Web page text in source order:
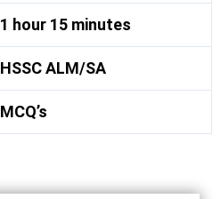
1 hour 15 minutes
HSSC ALM/SA
MCQ’s